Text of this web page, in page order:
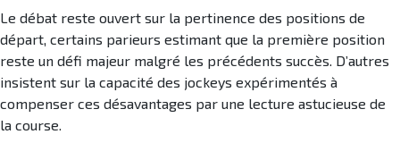
Le débat reste ouvert sur la pertinence des positions de
départ, certains parieurs estimant que la première position
reste un défi majeur malgré les précédents succès. D’autres
insistent sur la capacité des jockeys expérimentés à
compenser ces désavantages par une lecture astucieuse de
la course.